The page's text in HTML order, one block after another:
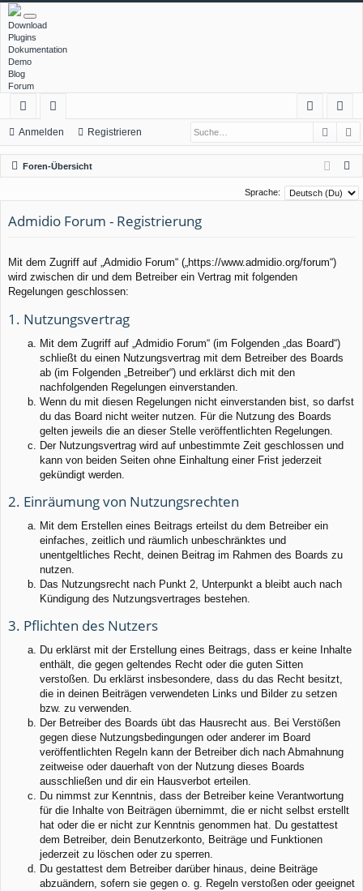
Download
Plugins
Dokumentation
Demo
Blog
Forum
ch
ne
llz
f
or
en
m
el
ist
rie
Anmelden Registrieren
Foren-Übersicht
c
Sprache:
Admidio Forum - Registrierung
Mit dem Zugriff auf „Admidio Forum“ („https://www.admidio.org/forum“)
wird zwischen dir und dem Betreiber ein Vertrag mit folgenden
Regelungen geschlossen:
1. Nutzungsvertrag
Mit dem Zugriff auf „Admidio Forum“ (im Folgenden „das Board“)
schließt du einen Nutzungsvertrag mit dem Betreiber des Boards
ab (im Folgenden „Betreiber“) und erklärst dich mit den
nachfolgenden Regelungen einverstanden.
Wenn du mit diesen Regelungen nicht einverstanden bist, so darfst
du das Board nicht weiter nutzen. Für die Nutzung des Boards
gelten jeweils die an dieser Stelle veröffentlichten Regelungen.
Der Nutzungsvertrag wird auf unbestimmte Zeit geschlossen und
kann von beiden Seiten ohne Einhaltung einer Frist jederzeit
gekündigt werden.
2. Einräumung von Nutzungsrechten
Mit dem Erstellen eines Beitrags erteilst du dem Betreiber ein
einfaches, zeitlich und räumlich unbeschränktes und
unentgeltliches Recht, deinen Beitrag im Rahmen des Boards zu
nutzen.
Das Nutzungsrecht nach Punkt 2, Unterpunkt a bleibt auch nach
Kündigung des Nutzungsvertrages bestehen.
3. Pflichten des Nutzers
Du erklärst mit der Erstellung eines Beitrags, dass er keine Inhalte
enthält, die gegen geltendes Recht oder die guten Sitten
verstoßen. Du erklärst insbesondere, dass du das Recht besitzt,
die in deinen Beiträgen verwendeten Links und Bilder zu setzen
bzw. zu verwenden.
Der Betreiber des Boards übt das Hausrecht aus. Bei Verstößen
gegen diese Nutzungsbedingungen oder anderer im Board
veröffentlichten Regeln kann der Betreiber dich nach Abmahnung
zeitweise oder dauerhaft von der Nutzung dieses Boards
ausschließen und dir ein Hausverbot erteilen.
Du nimmst zur Kenntnis, dass der Betreiber keine Verantwortung
für die Inhalte von Beiträgen übernimmt, die er nicht selbst erstellt
hat oder die er nicht zur Kenntnis genommen hat. Du gestattest
dem Betreiber, dein Benutzerkonto, Beiträge und Funktionen
jederzeit zu löschen oder zu sperren.
Du gestattest dem Betreiber darüber hinaus, deine Beiträge
abzuändern, sofern sie gegen o. g. Regeln verstoßen oder geeignet